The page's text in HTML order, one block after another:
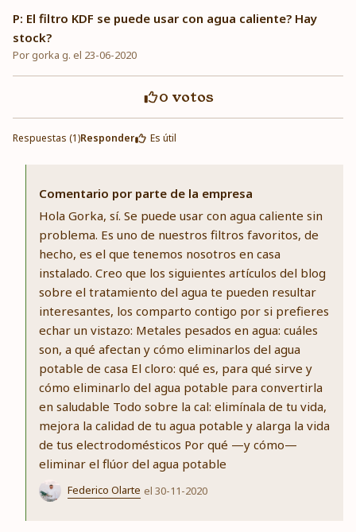
P: El filtro KDF se puede usar con agua caliente? Hay
stock?
Por gorka g. el 23-06-2020
0 votos
Respuestas (1)Responder Es útil
Comentario por parte de la empresa
Hola Gorka, sí. Se puede usar con agua caliente sin
problema. Es uno de nuestros filtros favoritos, de
hecho, es el que tenemos nosotros en casa
instalado. Creo que los siguientes artículos del blog
sobre el tratamiento del agua te pueden resultar
interesantes, los comparto contigo por si prefieres
echar un vistazo: Metales pesados en agua: cuáles
son, a qué afectan y cómo eliminarlos del agua
potable de casa El cloro: qué es, para qué sirve y
cómo eliminarlo del agua potable para convertirla
en saludable Todo sobre la cal: elimínala de tu vida,
mejora la calidad de tu agua potable y alarga la vida
de tus electrodomésticos Por qué —y cómo—
eliminar el flúor del agua potable
Federico Olarte el 30-11-2020